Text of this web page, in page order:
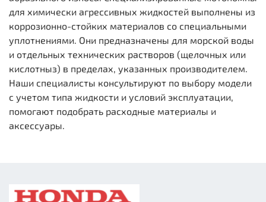
для химически агрессивных жидкостей выполнены из
коррозионно-стойких материалов со специальными
уплотнениями. Они предназначены для морской воды
и отдельных технических растворов (щелочных или
кислотныз) в пределах, указанных производителем.
Наши специалисты консультируют по выбору модели
с учетом типа жидкости и условий эксплуатации,
помогают подобрать расходные материалы и
аксессуары.